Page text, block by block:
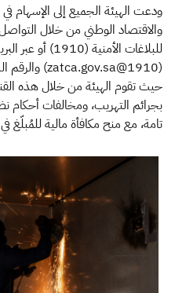
ودعت الهيئة الجميع إلى الإسهام
والاقتصاد الوطني من خلال
للبلاغات الأمنية
حيث تقوم الهيئة من خلال هذه
بجرائم التهريب، ومخالفات أحكام
تامة، مع منح مكافأة مالية